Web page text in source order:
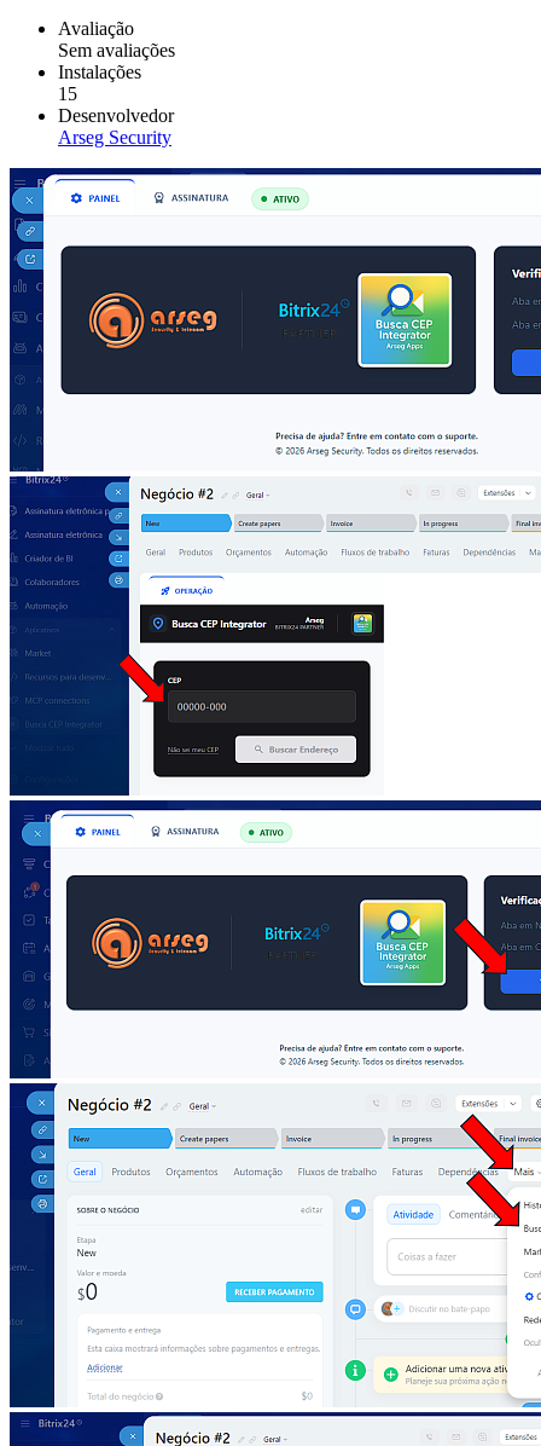
Avaliação
Sem avaliações
Instalações
15
Desenvolvedor
Arseg Security